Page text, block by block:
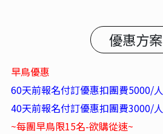
優惠方案
早鳥優惠
60天前報名付訂優惠扣團費5000/人
40天前報名付訂優惠扣團費3000/人
~每團早鳥限15名-欲購從速~